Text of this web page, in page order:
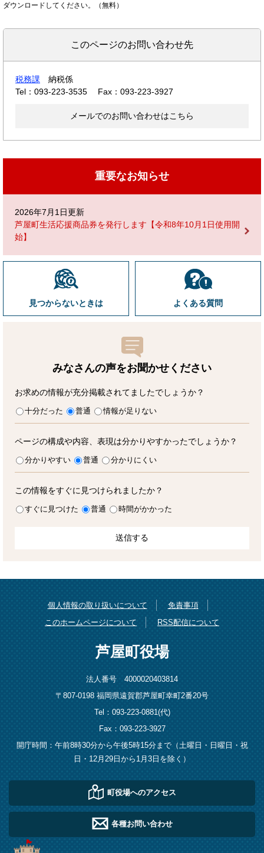
ダウンロードしてください。（無料）
このページのお問い合わせ先
税務課
納税係
Tel：093-223-3535
Fax：093-223-3927
メールでのお問い合わせはこちら
重要なお知らせ
2026年7月1日更新
芦屋町生活応援商品券を発行します【令和8年10月1日使用開
始】
見つからないときは よくある質問
みなさんの声をお聞かせ ください
お求めの情報が充分掲載されてましたでしょうか？
十分だった 普通 情報が足りない
ページの構成や内容、表現は分かりやすかったでしょうか？
分かりやすい 普通 分かりにくい
この情報をすぐに見つけられましたか？
すぐに見つけた 普通 時間がかかった
個人情報の取り扱いについて
免責事項
このホームページについて
RSS配信について
芦屋町役場
法人番号 4000020403814
〒807-0198 福岡県遠賀郡芦屋町幸町2番20号
Tel：093-223-0881(代)
Fax：093-223-3927
開庁時間：午前8時30分から午後5時15分まで（土曜日・日曜日・祝
日・12月29日から1月3日を除く）
町役場へのアクセス
各種お問い合わせ